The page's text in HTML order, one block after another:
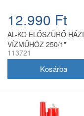
12.990 Ft
AL-KO ELŐSZÜRŐ HÁZI
VÍZMŰHÖZ 250/1"
113721